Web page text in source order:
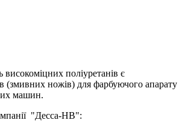
поліуретанів є
(змивних ножів) для фарбуючого апарату
машин.
"Десса-НВ":